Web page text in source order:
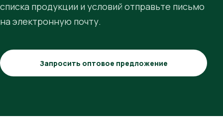
списка продукции и условий отправьте письмо
на электронную почту.
Запросить оптовое предложение